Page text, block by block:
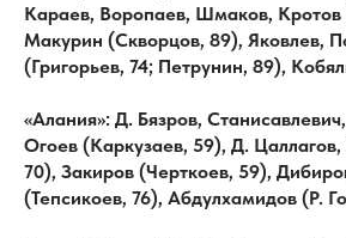
Караев, Воропаев, Шмаков, Кротов
Макурин (Скворцов, 89), Яковлев,
(Григорьев, 74; Петрунин, 89),
«Алания»: Д. Бязров,
Огоев (Каркузаев, 59), Д. Цаллагов,
70), Закиров (Черткоев, 59),
(Тепсикоев, 76), Абдулхамидов (Р.